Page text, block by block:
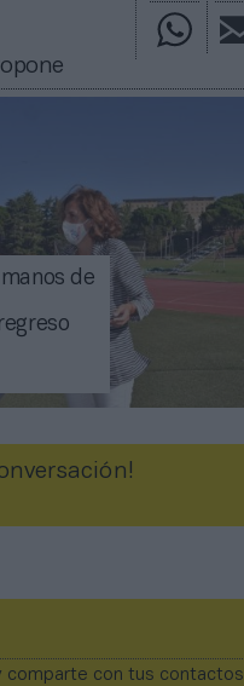
de
comparte con tus contactos